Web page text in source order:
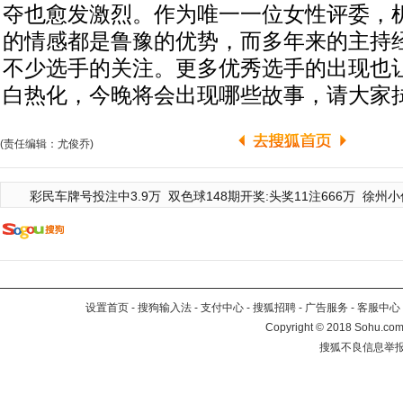
夺也愈发激烈。作为唯一一位女性评委，
的情感都是鲁豫的优势，而多年来的主持
不少选手的关注。更多优秀选手的出现也
白热化，今晚将会出现哪些故事，请大家
(责任编辑：尤俊乔)
彩民车牌号投注中3.9万 双色球148期开奖:头奖11注666万 徐州
设置首页 - 搜狗输入法 - 支付中心 - 搜狐招聘 - 广告服务 - 客服中心
Copyright©2018
搜狐不良信息举